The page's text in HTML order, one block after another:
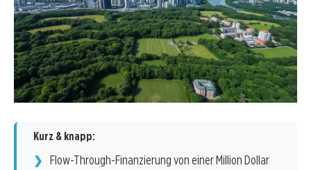
Kurz & knapp:
Flow-Through-Finanzierung von einer Million Dollar